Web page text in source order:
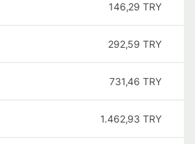
146,29 TRY
292,59 TRY
731,46 TRY
1.462,93 TRY